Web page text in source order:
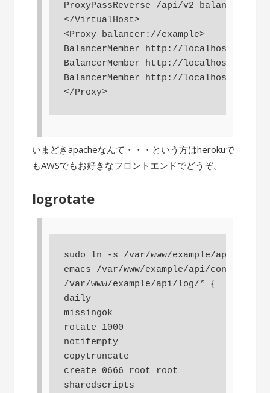
ProxyPassReverse /api/v2 balancer://
</VirtualHost>
<Proxy balancer://example>
BalancerMember http://localhost:3000
BalancerMember http://localhost:3001
BalancerMember http://localhost:3002
</Proxy>
いまどきapacheなんて・・・という方はherokuで
もAWSでもお好きなフロントエンドでどうぞ。
logrotate
sudo ln -s /var/www/example/api/
emacs /var/www/example/api/config/
/var/www/example/api/log/* {
daily
missingok
rotate 1000
notifempty
copytruncate
create 0666 root root
sharedscripts